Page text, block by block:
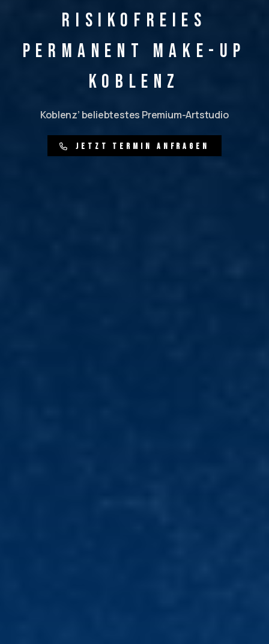
risikofreies
Permanent Make-up
Koblenz
Koblenz’ beliebtestes Premium-Artstudio
J e t z t T e r m i n a n f ra g e n